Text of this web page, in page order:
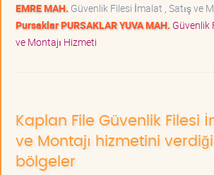
EMRE MAH. Güvenlik Filesi İmalat , Satış ve
Pursaklar PURSAKLAR YUVA MAH. Güvenlik
ve Montajı Hizmeti
Kaplan File Güvenlik Filesi
ve Montajı hizmetini
bölgeler